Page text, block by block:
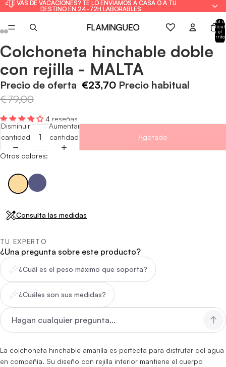
¿TE VAS DE VACACIONES? TE LO ENVIAMOS A CASA O A TU
DESTINO EN 24-72H LABORABLES
¿TE VAS DE VACACIONES? TE LO ENVIAMOS A CASA O A TU
DESTINO EN 24-72H LABORABLES
Total
en el
carrito:
Abrir
imagen
a
pantalla
Abrir
imagen
a
pantalla
Abrir
imagen
a
pantalla
Abrir
imagen
a
pantalla
Abrir
imagen
a
pantalla
Abrir
imagen
a
pantalla
Colchoneta hinchable doble
con rejilla - MALTA
Precio de oferta €23,70 Precio habitual
€79,00
4 reseñas
Disminuir
cantidad
Aumentar
cantidad
Agotado
Otros colores:
Consulta las medidas
TU EXPERTO
¿Una pregunta sobre este producto?
¿Cuál es el peso máximo que soporta?
¿Cuáles son sus medidas?
La colchoneta hinchable amarilla es perfecta para disfrutar del agua
en compañía. Su diseño con rejilla interior mantiene el cuerpo